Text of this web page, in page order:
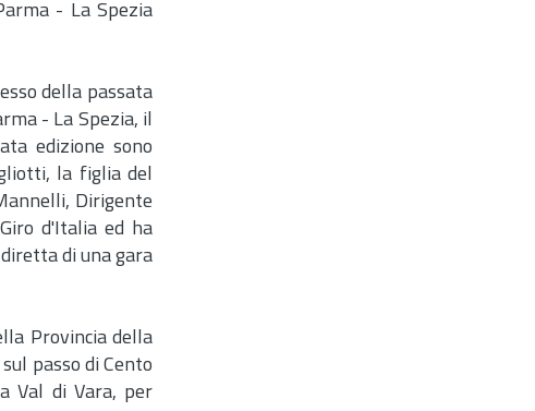
- La Spezia
della passata
- La Spezia, il
edizione sono
la figlia del
Dirigente
d'Italia ed ha
di una gara
Provincia della
passo di Cento
Val di Vara, per